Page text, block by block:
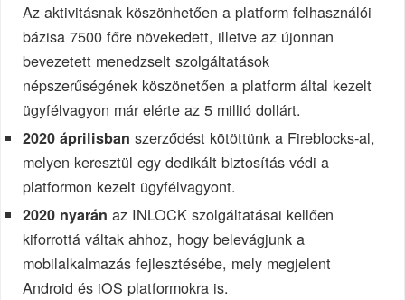
Az aktivitásnak köszönhetően a platform felhasználói
bázisa 7500 főre növekedett, illetve az újonnan
bevezetett menedzselt szolgáltatások
népszerűségének köszönetően a platform által kezelt
ügyfélvagyon már elérte az 5 millió dollárt.
2020 áprilisban szerződést kötöttünk a Fireblocks-al,
melyen keresztül egy dedikált biztosítás védi a
platformon kezelt ügyfélvagyont.
2020 nyarán az INLOCK szolgáltatásai kellően
kiforrottá váltak ahhoz, hogy belevágjunk a
mobilalkalmazás fejlesztésébe, mely megjelent
Android és iOS platformokra is.